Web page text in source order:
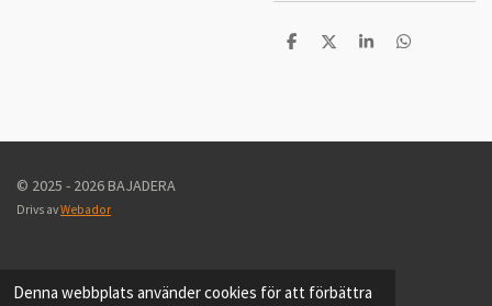
Denna webbplats använder cookies för att förbättra
D
D
d
D
D
© 2025 - 2026 BAJADERA
Drivs avWebador